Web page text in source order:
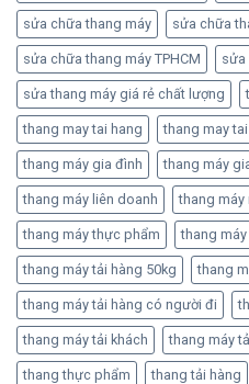
sửa chữa thang máy sửa chữa
sửa chữa thang máy TPHCM sửa
sửa thang máy giá rẻ chất lượng
thang may tai hang thang may
thang máy gia đình thang máy
thang máy liên doanh thang máy
thang máy thực phẩm thang
thang máy tải hàng 50kg thang
thang máy tải hàng có người đi
thang máy tải khách thang máy
thang thực phẩm thang tải hàng